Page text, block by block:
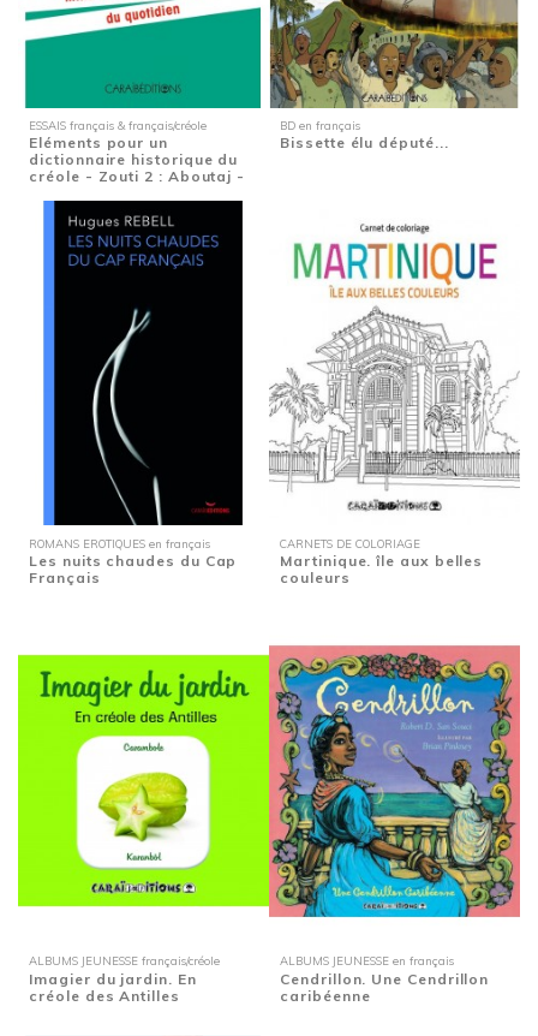
ESSAIS français & français/créole
Eléments pour un
dictionnaire historique du
créole - Zouti 2 : Aboutaj -
BD en français
Bissette élu député...
ROMANS EROTIQUES en français
Les nuits chaudes du Cap
Français
CARNETS DE COLORIAGE
Martinique. île aux belles
couleurs
ALBUMS JEUNESSE français/créole
Imagier du jardin. En
créole des Antilles
ALBUMS JEUNESSE en français
Cendrillon. Une Cendrillon
caribéenne